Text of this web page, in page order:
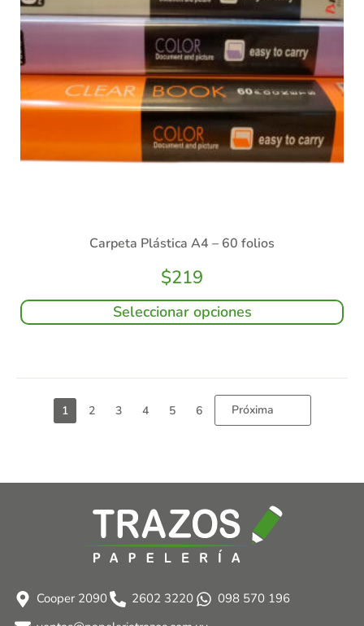
Carpeta Plástica A4 – 60 folios
$219
Seleccionar opciones
1 2 3 4 5 6 Próxima
Cooper 2090 2602 3220
098 570 196